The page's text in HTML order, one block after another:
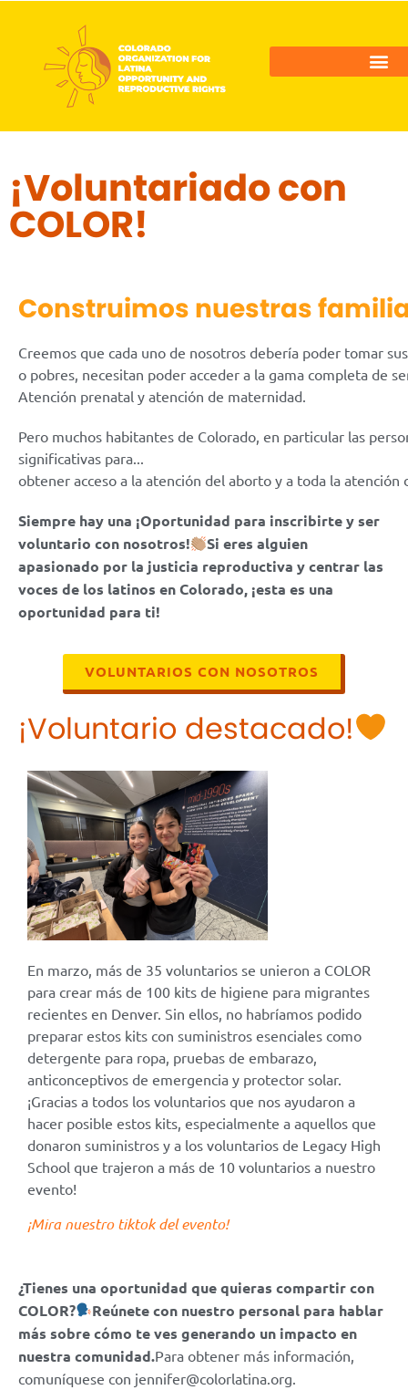
¡Voluntariado con
COLOR!
Construimos nuestras
Creemos que cada uno de nosotros debería poder tomar
o pobres, necesitan poder acceder a la gama completa de
Atención prenatal y atención de maternidad.
Pero muchos habitantes de Colorado, en particular las
significativas para...
obtener acceso a la atención del aborto y a toda la
Siempre hay una ¡Oportunidad para inscribirte y ser
voluntario con nosotros!
Si eres alguien
apasionado por la justicia reproductiva y centrar las
voces de los latinos en Colorado, ¡esta es una
oportunidad para ti!
VOLUNTARIOS CON NOSOTROS
¡Voluntario destacado!
En marzo, más de 35 voluntarios se unieron a COLOR
para crear más de 100 kits de higiene para migrantes
recientes en Denver. Sin ellos, no habríamos podido
preparar estos kits con suministros esenciales como
detergente para ropa, pruebas de embarazo,
anticonceptivos de emergencia y protector solar.
¡Gracias a todos los voluntarios que nos ayudaron a
hacer posible estos kits, especialmente a aquellos que
donaron suministros y a los voluntarios de Legacy High
School que trajeron a más de 10 voluntarios a nuestro
evento!
¡Mira nuestro tiktok del evento!
¿Tienes una oportunidad que quieras compartir con
COLOR?
Reúnete con nuestro personal para hablar
más sobre cómo te ves generando un impacto en
nuestra comunidad.Para obtener más información,
comuníquese con jennifer@colorlatina.org.